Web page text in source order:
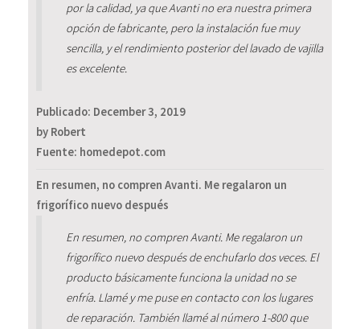
por la calidad, ya que Avanti no era nuestra primera
opción de fabricante, pero la instalación fue muy
sencilla, y el rendimiento posterior del lavado de vajilla
es excelente.
Publicado: December 3, 2019
by Robert
Fuente: homedepot.com
En resumen, no compren Avanti. Me regalaron un
frigorífico nuevo después
En resumen, no compren Avanti. Me regalaron un
frigorífico nuevo después de enchufarlo dos veces. El
producto básicamente funciona la unidad no se
enfría. Llamé y me puse en contacto con los lugares
de reparación. También llamé al número 1-800 que